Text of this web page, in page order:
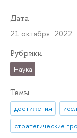
Дата
21 октября 2022
Рубрики
Наука
Темы
достижения
стратегические